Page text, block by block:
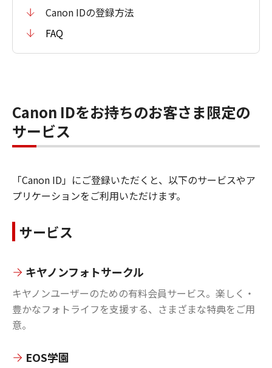
Canon IDの登録方法
FAQ
Canon IDをお持ちのお客さま限定の
サービス
「Canon ID」にご登録いただくと、以下のサービスやア
プリケーションをご利用いただけます。
サービス
キヤノンフォトサークル
キヤノンユーザーのための有料会員サービス。楽しく・
豊かなフォトライフを支援する、さまざまな特典をご用
意。
EOS学園